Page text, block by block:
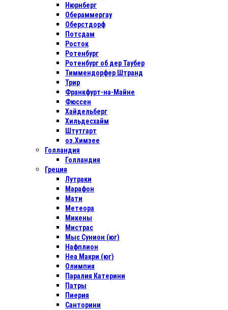
Нюрнберг
Обераммергау
Оберстдорф
Потсдам
Росток
Ротенбург
Ротенбург об дер Таубер
Тиммендорфер Штранд
Трир
Франкфурт-на-Майне
Фюссен
Хайдельберг
Хильдесхайм
Штутгарт
оз.Химзее
Голландия
Голландия
Греция
Лутраки
Марафон
Мати
Метеора
Микены
Мистрас
Мыс Сунион (юг)
Нафплион
Неа Макри (юг)
Олимпия
Паралия Катерини
Патры
Пиерия
Санторини